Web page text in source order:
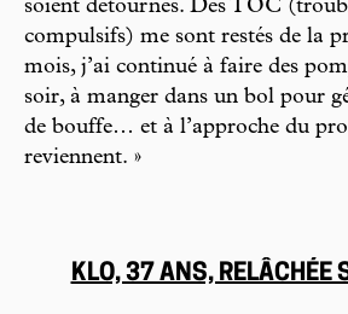
soient détournés. Des TOC
compulsifs) me sont restés de la
mois, j’ai continué à faire des
soir, à manger dans un bol pour
de bouffe… et à l’approche du
reviennent. »
KLO, 37 ANS, RELÂCHÉE